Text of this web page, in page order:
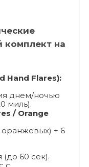
комплект на
Hand Flares):
днем/ночью
миль).
/ Orange
+ 6
60 сек).